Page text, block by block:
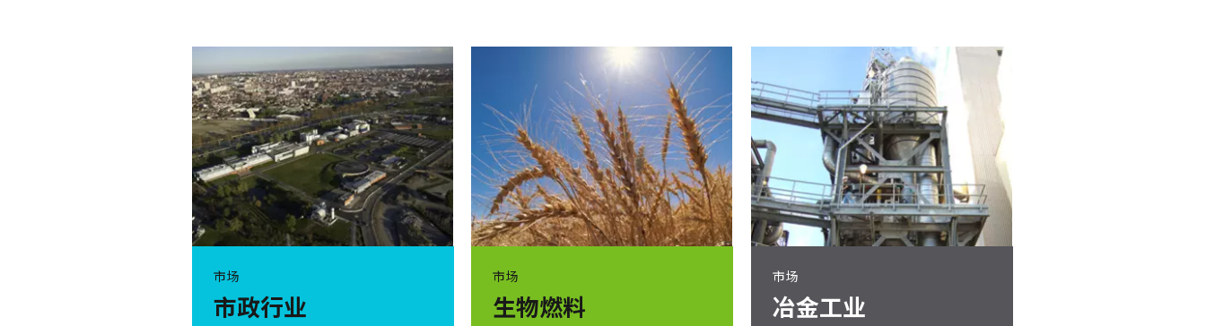
SVERIGE
UNITED KINGDOM
市场
市政行业
市场
生物燃料
市场
冶金工业